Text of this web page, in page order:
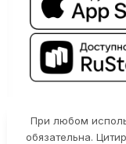
При любом
обязательна.